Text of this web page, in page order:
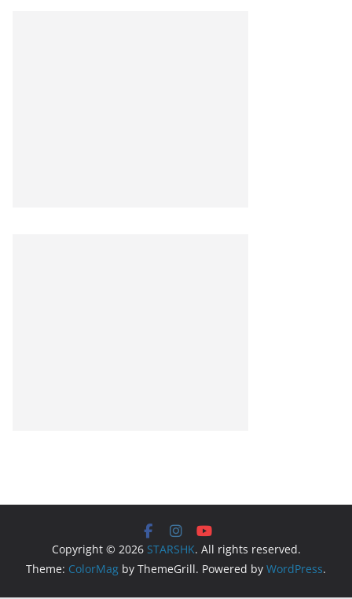
Copyright © 2026 STARSHK. All rights reserved.
Theme: ColorMag by ThemeGrill. Powered by WordPress.